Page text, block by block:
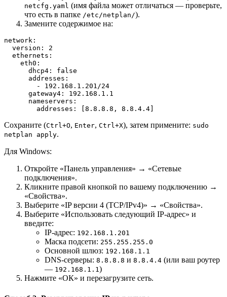
netcfg.yaml (имя файла может отличаться — проверьте,
что есть в папке /etc/netplan/).
Замените содержимое на:
network:
  version: 2
  ethernets:
    eth0:
      dhcp4: false
      addresses:
        - 192.168.1.201/24
      gateway4: 192.168.1.1
      nameservers:
        addresses: [8.8.8.8, 8.8.4.4]
Сохраните (Ctrl+O, Enter, Ctrl+X), затем примените: sudo
netplan apply.
Для Windows:
Откройте «Панель управления» → «Сетевые
подключения».
Кликните правой кнопкой по вашему подключению →
«Свойства».
Выберите «IP версии 4 (TCP/IPv4)» → «Свойства».
Выберите «Использовать следующий IP-адрес» и
введите:
IP-адрес: 192.168.1.201
Маска подсети: 255.255.255.0
Основной шлюз: 192.168.1.1
DNS-серверы: 8.8.8.8 и 8.8.4.4 (или ваш роутер
— 192.168.1.1)
Нажмите «ОК» и перезагрузите сеть.